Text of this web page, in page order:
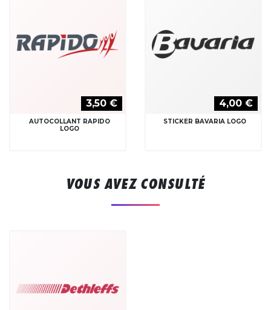
3,50 €
AUTOCOLLANT RAPIDO
LOGO
4,00 €
STICKER BAVARIA LOGO
VOUS AVEZ CONSULTÉ